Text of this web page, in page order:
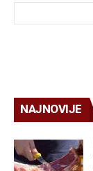
NAJNOVIJE